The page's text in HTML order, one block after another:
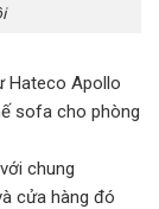
Hateco Apollo
sofa cho phòng
chung
cửa hàng đó